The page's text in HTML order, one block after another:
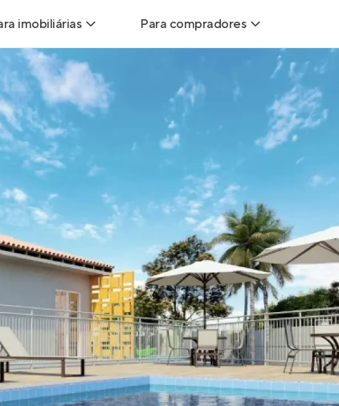
imobiliárias
Leads para Imobiliárias
Hub de imobiliárias
Anunciar imóveis
Para compradores
Buscar um imóvel novo
Calcule seu Poder de Compra
Comprar x Alugar
Correção do INCC
Simulador de Financiamento
Encontre um corretor